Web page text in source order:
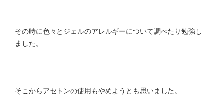
その時に色々とジェルのアレルギーについて調べたり勉強し
ました。
そこからアセトンの使用もやめようとも思いました。